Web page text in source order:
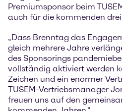
Premiumsponsor beim
auch für die kommenden drei
„Dass Brenntag das
gleich mehrere Jahre
des Sponsorings
vollständig aktiviert werden
Zeichen und ein enormer
TUSEM-Vertriebsmanager
freuen uns auf den